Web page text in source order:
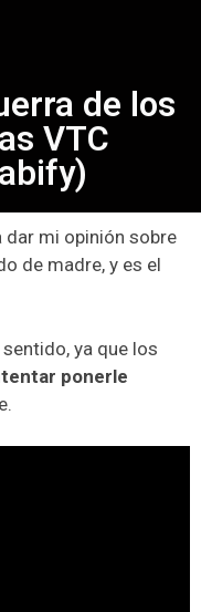
de los
VTC
mi opinión sobre
de madre, y es el
ya que los
ponerle